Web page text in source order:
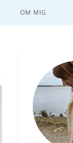
OM MIG